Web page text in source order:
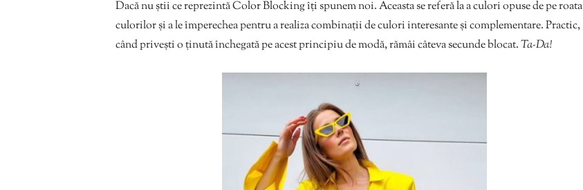
Dacă nu știi ce reprezintă Color Blocking îți spunem noi. Aceasta se referă la a culori opuse de pe roata
culorilor și a le împerechea pentru a realiza combinații de culori interesante și complementare. Practic,
când privești o ținută închegată pe acest principiu de modă, rămâi câteva secunde blocat.Ta-Da!